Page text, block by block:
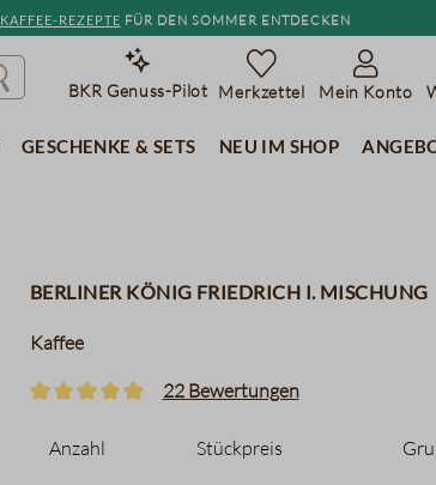
Kaffee-Rezepte für den Sommer entdecken
BKR Genuss-Pilot Merkzettel Mein Konto
Geschenke & Sets Neu im Shop
Berliner König Friedrich I. Mischung
Kaffee
22 Bewertungen
Anzahl Stückpreis